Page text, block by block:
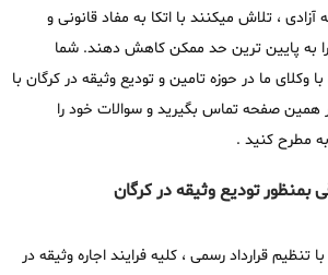
، تلاش میکنند با اتکا به مفاد قانونی و
را به پایین ترین حد ممکن کاهش دهند. شما
وکلای ما در حوزه تامین و تودیع وثیقه در کرگان با
همین صفحه تماس بگیرید و سوالات خود را
مطرح کنید .
تودیع وثیقه در کرگان
تنظیم قرارداد رسمی ، کلیه فرایند اجاره وثیقه در